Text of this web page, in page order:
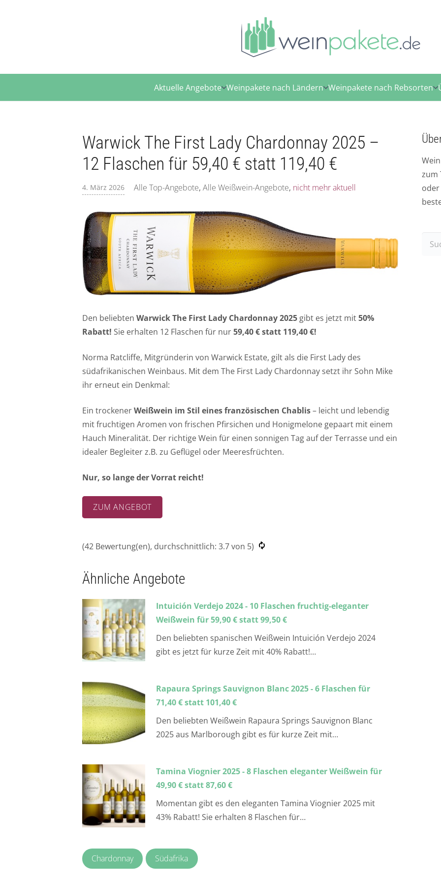
Aktuelle Angebote Weinpakete nach Ländern Weinpakete nach Rebsorten
Warwick The First Lady Chardonnay 2025 –
12 Flaschen für 59,40 € statt 119,40 €
4. März 2026 Alle Top-Angebote, Alle Weißwein-Angebote, nicht mehr aktuell
Den beliebten Warwick The First Lady Chardonnay 2025gibt es jetzt mit50%
Rabatt! Sie erhalten 12 Flaschen für nur59,40 € statt 119,40 €!
Norma Ratcliffe, Mitgründerin von Warwick Estate, gilt als die First Lady des
südafrikanischen Weinbaus. Mit dem The First Lady Chardonnay setzt ihr Sohn Mike
ihr erneut ein Denkmal:
Ein trockenerWeißwein im Stil eines französischen Chablis– leicht und lebendig
mit fruchtigen Aromen von frischen Pfirsichen und Honigmelone gepaart mit einem
Hauch Mineralität. Der richtige Wein für einen sonnigen Tag auf der Terrasse und ein
idealer Begleiter z.B. zu Geflügel oder Meeresfrüchten.
Nur, so lange der Vorrat reicht!
ZUM ANGEBOT
(42Bewertung(en), durchschnittlich: 3.7von 5)
Ähnliche Angebote
Intuición Verdejo 2024 - 10 Flaschen fruchtig-eleganter
Weißwein für 59,90 € statt 99,50 €
Den beliebten spanischen Weißwein Intuición Verdejo 2024
gibt es jetzt für kurze Zeit mit 40% Rabatt!…
Rapaura Springs Sauvignon Blanc 2025 - 6 Flaschen für
71,40 € statt 101,40 €
Den beliebten Weißwein Rapaura Springs Sauvignon Blanc
2025 aus Marlborough gibt es für kurze Zeit mit…
Tamina Viognier 2025 - 8 Flaschen eleganter Weißwein für
49,90 € statt 87,60 €
Momentan gibt es den eleganten Tamina Viognier 2025 mit
43% Rabatt! Sie erhalten 8 Flaschen für…
Chardonnay Südafrika
zum
oder